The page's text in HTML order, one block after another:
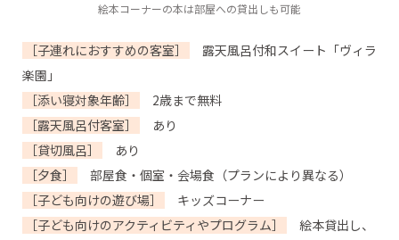
絵本コーナーの本は部屋への貸出しも可能
［子連れにおすすめの客室］
露天風呂付和スイート「ヴィラ
楽園」
［添い寝対象年齢］
2歳まで無料
［露天風呂付客室］
あり
［貸切風呂］
あり
［夕食］
部屋食・個室・会場食（プランにより異なる）
［子ども向けの遊び場］
キッズコーナー
［子ども向けのアクティビティやプログラム］
絵本貸出し、